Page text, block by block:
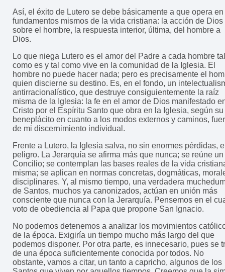
Así, el éxito de Lutero se debe básicamente a que opera
fundamentos mismos de la vida cristiana: la acción de Dios
sobre el hombre, la respuesta interior, última, del hombre a
Dios.
Lo que niega Lutero es el amor del Padre a cada hombre tal
como es y tal como vive en la comunidad de la Iglesia. El
hombre no puede hacer nada; pero es precisamente el
quien discierne su destino. Es, en el fondo, un
antirracionalístico, que destruye consiguientemente la raíz
misma de la Iglesia: la fe en el amor de Dios manifestado
Cristo por el Espíritu Santo que obra en la Iglesia, según su
beneplácito en cuanto a los modos externos y caminos,
de mi discernimiento individual.
Frente a Lutero, la Iglesia salva, no sin enormes pérdidas,
peligro. La Jerarquía se afirma más que nunca; se reúne un
Concilio; se contemplan las bases reales de la vida
misma; se aplican en normas concretas, dogmáticas,
disciplinares. Y, al mismo tiempo, una verdadera
de Santos, muchos ya canonizados, actúan en unión más
consciente que nunca con la Jerarquía. Pensemos en el
voto de obediencia al Papa que propone San Ignacio.
No podemos detenemos a analizar los movimientos
de la época. Exigiría un tiempo mucho más largo del que
podemos disponer. Por otra parte, es innecesario, pues se
de una época suficientemente conocida por todos. No
obstante, vamos a citar, un tanto a capricho, algunos de los